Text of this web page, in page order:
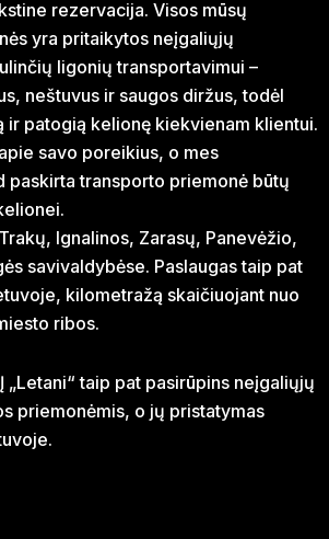
rezervacija. Visos mūsų
yra pritaikytos neįgaliųjų
ligonių transportavimui –
neštuvus ir saugos diržus, todėl
ir patogią kelionę kiekvienam klientui.
savo poreikius, o mes
paskirta transporto priemonė būtų
Ignalinos, Zarasų, Panevėžio,
savivaldybėse. Paslaugas taip pat
kilometražą skaičiuojant nuo
ribos.
„Letani“ taip pat pasirūpins neįgaliųjų
priemonėmis, o jų pristatymas